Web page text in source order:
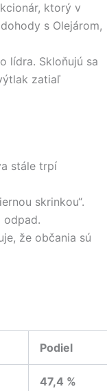
ktorý v
s Olejárom,
lídra. Skloňujú sa
zatiaľ
stále trpí
skrinkou“.
odpad.
že občania sú
Podiel
47,4 %